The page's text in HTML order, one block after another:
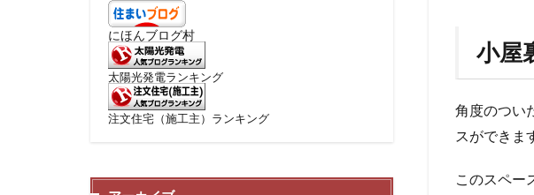
小屋
角度のつい
スができま
このスペー
にほんブログ村
太陽光発電ランキング
注文住宅（施工主）ランキング